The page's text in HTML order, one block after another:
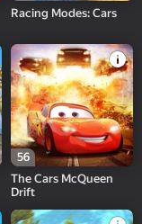
Racing Modes: Cars
56
The Cars McQueen
Drift